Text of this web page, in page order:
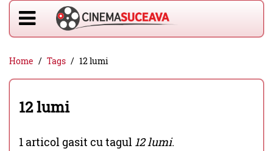
Home Tags 12 lumi
12 lumi
1 articol gasit cu tagul 12 lumi.